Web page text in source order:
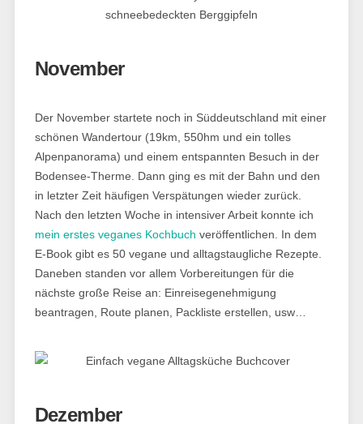
November
Der November startete noch in Süddeutschland mit einer
schönen Wandertour (19km, 550hm und ein tolles
Alpenpanorama) und einem entspannten Besuch in der
Bodensee-Therme. Dann ging es mit der Bahn und den
in letzter Zeit häufigen Verspätungen wieder zurück.
Nach den letzten Woche in intensiver Arbeit konnte ich
mein erstes veganes Kochbuch veröffentlichen. In dem
E-Book gibt es 50 vegane und alltagstaugliche Rezepte.
Daneben standen vor allem Vorbereitungen für die
nächste große Reise an: Einreisegenehmigung
beantragen, Route planen, Packliste erstellen, usw…
Dezember